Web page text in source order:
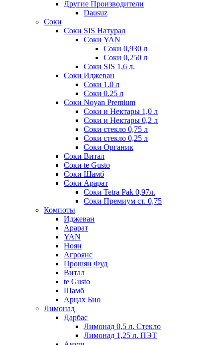
Другие Производители
Dausuz
Соки
Соки SIS Натурал
Соки YAN
Соки 0,930 л
Соки 0,250 л
Соки SIS 1,6 л.
Соки Иджеван
Соки 1.0 л
Соки 0.25 л
Соки Noyan Premium
Соки и Нектары 1,0 л
Соки и Нектары 0,2 л
Соки стекло 0,75 л
Соки стекло 0,25 л
Соки Органик
Соки Витал
Соки te Gusto
Соки Шамб
Соки Арарат
Соки Tetra Pak 0,97л.
Соки Премиум ст. 0,75
Компоты
Иджеван
Арарат
YAN
Ноян
Агроянс
Прошян Фуд
Витал
te Gusto
Шамб
Арцах Био
Лимонад
Дарбас
Лимонад 0,5 л. Стекло
Лимонад 1,25 л. ПЭТ